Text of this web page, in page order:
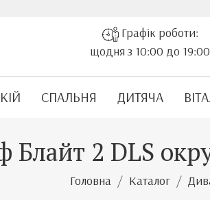
Графік роботи:
щодня з 10:00 до 19:00
СПАЛЬНЯ ДИТЯЧА
Блайт 2 DLS
Головна Каталог